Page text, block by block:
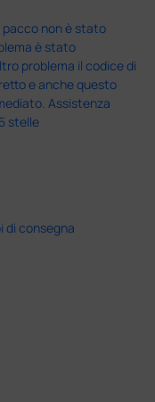
pacco non è stato
è stato
problema il codice di
e anche questo
Assistenza
stelle
di consegna